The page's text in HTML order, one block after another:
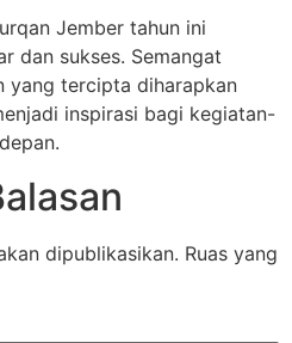
Jember tahun ini
dan sukses. Semangat
yang tercipta diharapkan
inspirasi bagi kegiatan-
dipublikasikan. Ruas yang